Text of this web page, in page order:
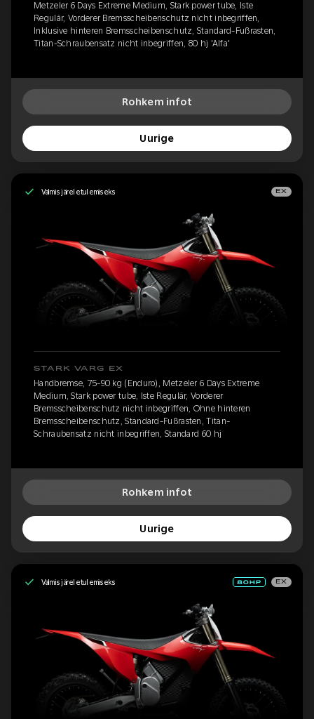
Metzeler 6 Days Extreme Medium, Stark power tube, Iste
Regulär, Vorderer Bremsscheibenschutz nicht inbegriffen,
Inklusive hinteren Bremsscheibenschutz, Standard-Fußrasten,
Titan-Schraubensatz nicht inbegriffen, 80 hj 'Alfa'
Rohkem infot
Uurige
Valmis järeletulemiseks EX
STARK VARG EX
Handbremse, 75-90 kg (Enduro), Metzeler 6 Days Extreme
Medium, Stark power tube, Iste Regulär, Vorderer
Bremsscheibenschutz nicht inbegriffen, Ohne hinteren
Bremsscheibenschutz, Standard-Fußrasten, Titan-
Schraubensatz nicht inbegriffen, Standard 60 hj
Rohkem infot
Uurige
Valmis järeletulemiseks EX